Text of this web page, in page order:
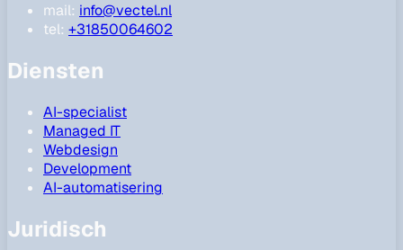
mail: info@vectel.nl
tel: +31850064602
Diensten
AI-specialist
Managed IT
Webdesign
Development
AI-automatisering
Juridisch